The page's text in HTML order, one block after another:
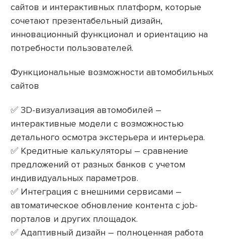
сайтов и интерактивных платформ, которые
сочетают презентабельный дизайн,
инновационный функционал и ориентацию на
потребности пользователей.
Функциональные возможности автомобильных
сайтов
✅ 3D-визуализация автомобилей –
интерактивные модели с возможностью
детального осмотра экстерьера и интерьера.
✅ Кредитные калькуляторы – сравнение
предложений от разных банков с учетом
индивидуальных параметров.
✅ Интеграция с внешними сервисами –
автоматическое обновление контента с job-
порталов и других площадок.
✅ Адаптивный дизайн – полноценная работа